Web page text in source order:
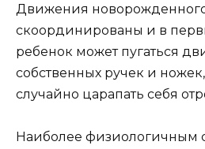
Движения
скоординированы и в
ребенок может пугаться
собственных ручек и
случайно царапать себя
Наиболее физиологичным